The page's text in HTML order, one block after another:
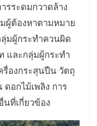
รระดมกวาดล้าง
ผู้ต้องหาตามหมาย
มผู้กระทำควนผิด
และกลุ่มผู้กระทำ
รื่องกระสุนปืน วัตถุ
ดอกไม้เพลิง การ
ที่เกี่ยวข้อง